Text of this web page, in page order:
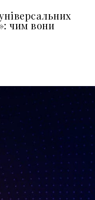
чим вони